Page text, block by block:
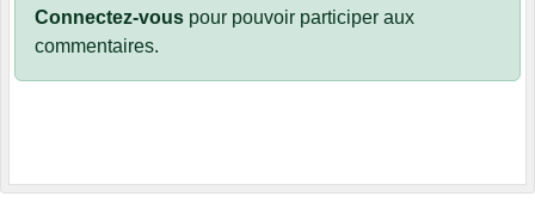
Connectez-vous pour pouvoir participer aux
commentaires.